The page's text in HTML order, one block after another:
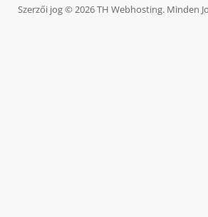
Szerzői jog © 2026 TH Webhosting. Minden